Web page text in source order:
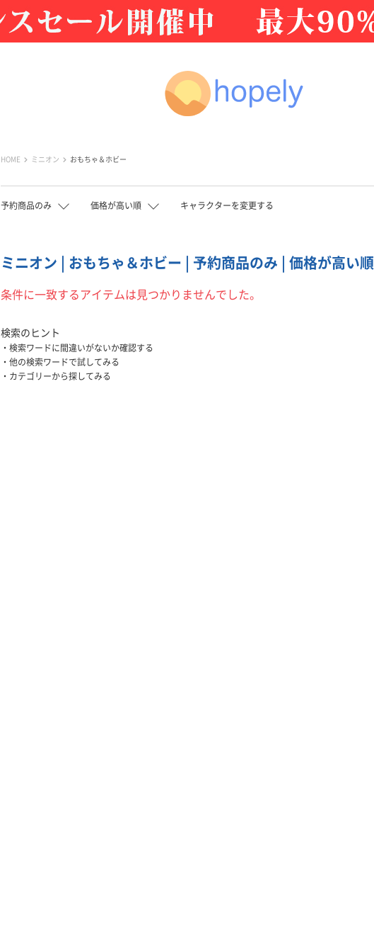
HOME ミニオン おもちゃ＆ホビー
予約商品のみ 価格が高い順 キャラクターを変更する
ミニオン | おもちゃ＆ホビー | 予約商品のみ | 価格が高い順
条件に一致するアイテムは見つかりませんでした。
検索のヒント
検索ワードに間違いがないか確認する
他の検索ワードで試してみる
カテゴリーから探してみる